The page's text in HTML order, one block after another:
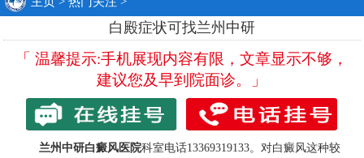
白殿症状可找兰州中研
「 温馨提示:手机展现内容有限，文章显示不够，
建议您及早到院面诊。」
兰州中研白癜风医院科室电话13369319133。对白癜风这种较